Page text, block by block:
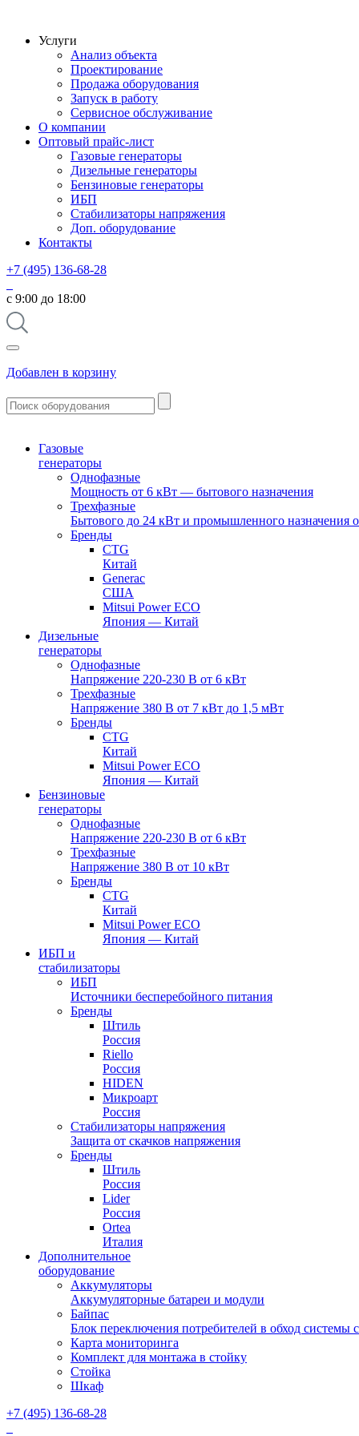
Услуги
Анализ объекта
Проектирование
Продажа оборудования
Запуск в работу
Сервисное обслуживание
О компании
Оптовый прайс-лист
Газовые генераторы
Дизельные генераторы
Бензиновые генераторы
ИБП
Стабилизаторы напряжения
Доп. оборудование
Контакты
+7 (495) 136-68-28
с 9:00 до 18:00
Добавлен в корзину
Газовые
генераторы
Однофазные
Мощность от 6 кВт — бытового назначения
Трехфазные
Бытового до 24 кВт и промышленного назначения
Бренды
CTG
Китай
Generac
США
Mitsui Power ECO
Япония — Китай
Дизельные
генераторы
Однофазные
Напряжение 220-230 В от 6 кВт
Трехфазные
Напряжение 380 В от 7 кВт до 1,5 мВт
Бренды
CTG
Китай
Mitsui Power ECO
Япония — Китай
Бензиновые
генераторы
Однофазные
Напряжение 220-230 В от 6 кВт
Трехфазные
Напряжение 380 В от 10 кВт
Бренды
CTG
Китай
Mitsui Power ECO
Япония — Китай
ИБП и
стабилизаторы
ИБП
Источники бесперебойного питания
Бренды
Штиль
Россия
Riello
Россия
HIDEN
Микроарт
Россия
Стабилизаторы напряжения
Защита от скачков напряжения
Бренды
Штиль
Россия
Lider
Россия
Ortea
Италия
Дополнительное
оборудование
Аккумуляторы
Аккумуляторные батареи и модули
Байпас
Блок переключения потребителей в обход системы
Карта мониторинга
Комплект для монтажа в стойку
Стойка
Шкаф
+7 (495) 136-68-28